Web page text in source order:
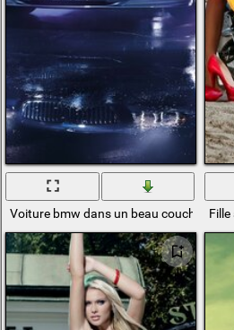
Voiture bmw dans un beau coucher de